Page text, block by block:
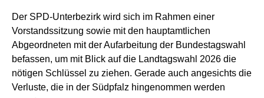
Der SPD-Unterbezirk wird sich im Rahmen einer
Vorstandssitzung sowie mit den hauptamtlichen
Abgeordneten mit der Aufarbeitung der Bundestagswahl
befassen, um mit Blick auf die Landtagswahl 2026 die
nötigen Schlüssel zu ziehen. Gerade auch angesichts die
Verluste, die in der Südpfalz hingenommen werden